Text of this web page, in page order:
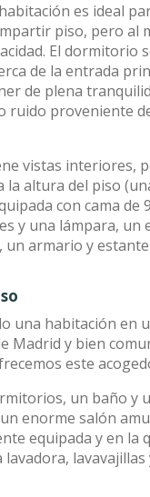
es ideal
piso, pero al
El dormitorio
de la entrada
de plena
ruido proveniente
vistas interiores,
la altura del piso
con cama de
y una lámpara, un
un armario y
una habitación en
Madrid y bien
este
un baño y
enorme salón
equipada y en la
lavavajillas